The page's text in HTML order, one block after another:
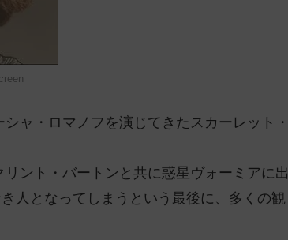
ャ・ロマノフを演じてきたスカーレット・
ント・バートンと共に惑星ヴォーミアに出
人となってしまうという最後に、多くの観